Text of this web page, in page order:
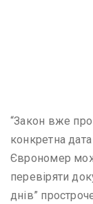
“Закон вже
конкретна
Єврономер
перевіряти
днів”